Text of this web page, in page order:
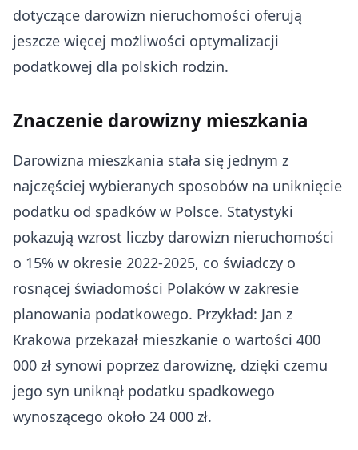
dotyczące darowizn nieruchomości oferują
jeszcze więcej możliwości optymalizacji
podatkowej dla polskich rodzin.
Znaczenie darowizny mieszkania
Darowizna mieszkania stała się jednym z
najczęściej wybieranych sposobów na uniknięcie
podatku od spadków w Polsce. Statystyki
pokazują wzrost liczby darowizn nieruchomości
o 15% w okresie 2022-2025, co świadczy o
rosnącej świadomości Polaków w zakresie
planowania podatkowego. Przykład: Jan z
Krakowa przekazał mieszkanie o wartości 400
000 zł synowi poprzez darowiznę, dzięki czemu
jego syn uniknął podatku spadkowego
wynoszącego około 24 000 zł.